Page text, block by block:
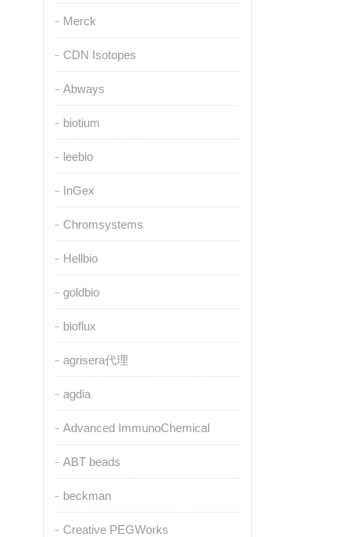
Merck
CDN Isotopes
Abways
biotium
leebio
InGex
Chromsystems
Hellbio
goldbio
bioflux
agrisera代理
agdia
Advanced ImmunoChemical
ABT beads
beckman
Creative PEGWorks